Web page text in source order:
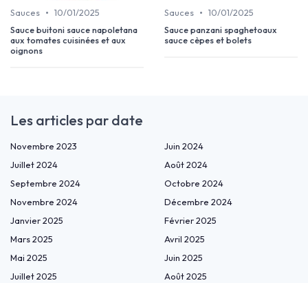
Sauces • 10/01/2025
Sauce buitoni sauce napoletana
aux tomates cuisinées et aux
oignons
Sauces • 10/01/2025
Sauce panzani spaghetoaux
sauce cèpes et bolets
Les articles par date
Novembre 2023
Juin 2024
Juillet 2024
Août 2024
Septembre 2024
Octobre 2024
Novembre 2024
Décembre 2024
Janvier 2025
Février 2025
Mars 2025
Avril 2025
Mai 2025
Juin 2025
Juillet 2025
Août 2025